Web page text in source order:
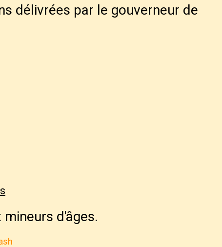
délivrées par le gouverneur de
d'âges.